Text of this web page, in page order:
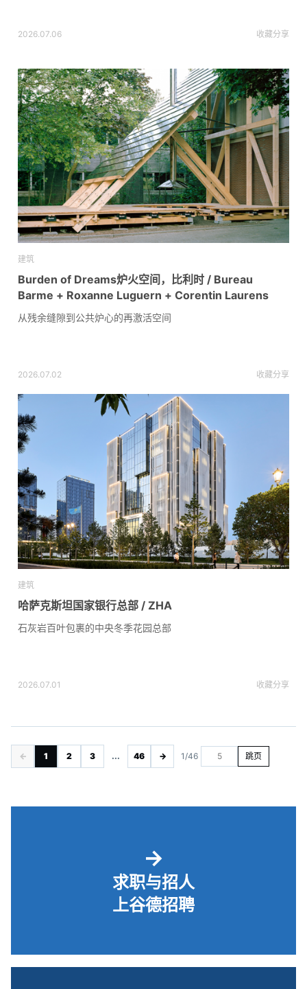
2026.07.06 收藏分享
建筑
Burden of Dreams炉火空间，比利时 / Bureau
Barme + Roxanne Luguern + Corentin Laurens
从残余缝隙到公共炉心的再激活空间
2026.07.02 收藏分享
建筑
哈萨克斯坦国家银行总部 / ZHA
石灰岩百叶包裹的中央冬季花园总部
2026.07.01 收藏分享
← 1 2 3 ... 46 → 1/46 跳页
→
求职与招人
上谷德招聘